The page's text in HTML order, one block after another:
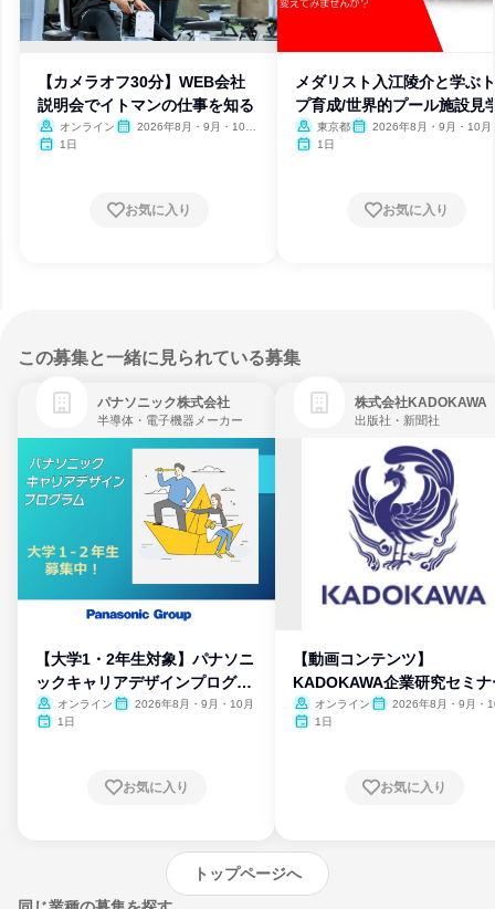
【カメラオフ30分】WEB会社
説明会でイトマンの仕事を知る
オンライン
2026年8月・9月・10
1日
お気に入り
メダリスト入江陵介と学ぶ
プ育成/世界的プール施設見
東京都
2026年8月・9月・10月
1日
お気に入り
この募集と一緒に見られている募集
パナソニック株式会社
半導体・電子機器メーカー
【大学1・2年生対象】パナソニ
ックキャリアデザインプログラ
ム
オンライン
2026年8月・9月・10月
1日
お気に入り
株式会社KADOKAWA
出版社・新聞社
【動画コンテンツ】
KADOKAWA企業研究セミナ
オンライン
2026年8月・9月・
1日
お気に入り
トップページへ